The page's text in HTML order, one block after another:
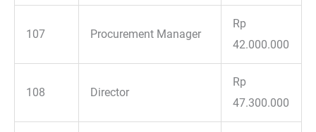
107 Procurement Manager
Rp
42.000.000
108 Director
Rp
47.300.000